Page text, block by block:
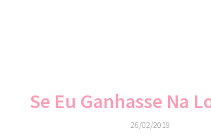
Se Eu Ganhasse Na
26/02/2019